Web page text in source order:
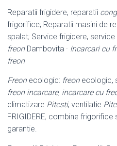
Reparatii frigidere, reparatii
frigorifice; Reparatii masini de
spalat; Service frigidere, service
freonDambovita · Incarcari cu
freon
Freonecologic: freonecologic,
freon incarcare, incarcare cu
climatizare Pitesti, ventilatie
FRIGIDERE, combine frigorifice
garantie.